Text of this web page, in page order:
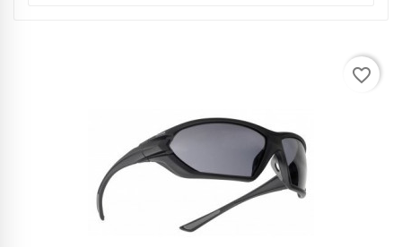
favorite_border